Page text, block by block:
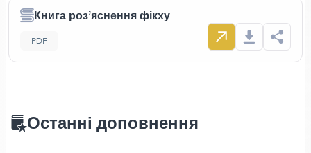
Книга розʼяснення фікху
PDF
Останні доповнення